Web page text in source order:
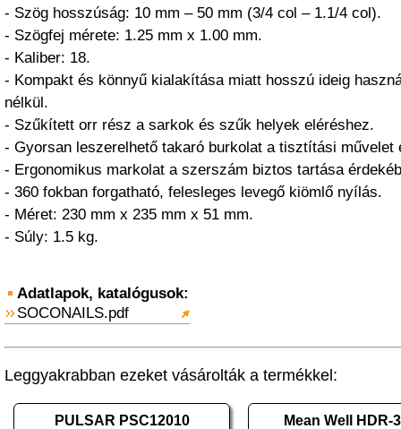
- Szög hosszúság: 10 mm – 50 mm (3/4 col – 1.1/4 col).
- Szögfej mérete: 1.25 mm x 1.00 mm.
- Kaliber: 18.
- Kompakt és könnyű kialakítása miatt hosszú ideig
nélkül.
- Szűkített orr rész a sarkok és szűk helyek eléréshez.
- Gyorsan leszerelhető takaró burkolat a tisztítási művelet
- Ergonomikus markolat a szerszám biztos tartása
- 360 fokban forgatható, felesleges levegő kiömlő nyílás.
- Méret: 230 mm x 235 mm x 51 mm.
- Súly: 1.5 kg.
Adatlapok, katalógusok:
SOCONAILS.pdf
Leggyakrabban ezeket vásárolták a termékkel:
PULSAR PSC12010 Mean Well HDR-